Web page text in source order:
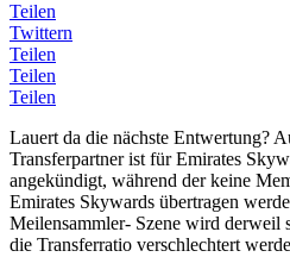
Teilen
Twittern
Teilen
Teilen
Teilen
Lauert da die nächste Entwertung?
Transferpartner ist für Emirates
angekündigt, während der keine
Emirates Skywards übertragen
Meilensammler- Szene wird derweil
die Transferratio verschlechtert